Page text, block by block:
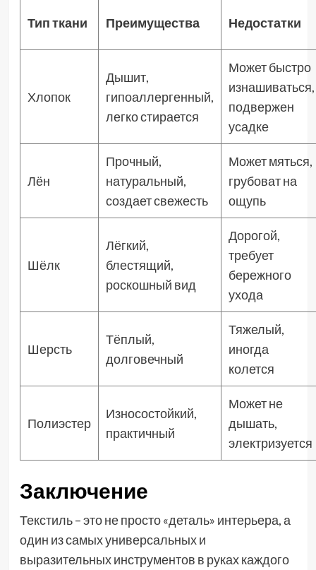
Тип ткани Преимущества Недостатки
Хлопок
Дышит,
гипоаллергенный,
легко стирается
Может быстро
изнашиваться,
подвержен
усадке
Лён
Прочный,
натуральный,
создает свежесть
Может мяться,
грубоват на
ощупь
Шёлк
Лёгкий,
блестящий,
роскошный вид
Дорогой,
требует
бережного
ухода
Шерсть
Тёплый,
долговечный
Тяжелый,
иногда
колется
Полиэстер
Износостойкий,
практичный
Может не
дышать,
электризуется
Заключение
Текстиль – это не просто «деталь» интерьера, а
один из самых универсальных и
выразительных инструментов в руках каждого